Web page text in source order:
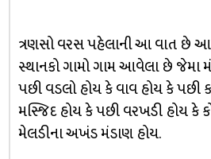
ત્રણસો વરસ પહેલાની આ વાત છે
સ્થાનકો ગામો ગામ આવેલા છે જેમા
પછી વડલો હોય કે વાવ હોય કે પછી
મસ્જિદ હોય કે પછી વરખડી હોય કે
મેલડીના અખંડ મંડાણ હોય.